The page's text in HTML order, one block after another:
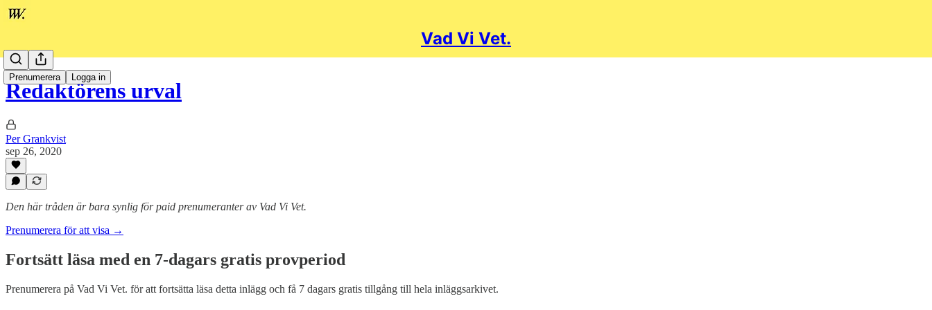
Vad Vi Vet.
Prenumerera Logga in
Redaktörens urval
Per Grankvist
sep 26, 2020
Den här tråden är bara synlig för paid prenumeranter av Vad Vi Vet.
Prenumerera för att visa →
Fortsätt läsa med en 7-dagars gratis provperiod
Prenumerera på Vad Vi Vet. för att fortsätta läsa detta inlägg och få 7 dagars gratis tillgång till hela inläggsarkivet.